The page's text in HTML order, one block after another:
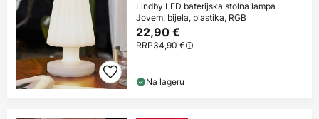
Lindby LED baterijska stolna lampa
Jovem, bijela, plastika, RGB
22,90 €
RRP34,90 €
Na lageru